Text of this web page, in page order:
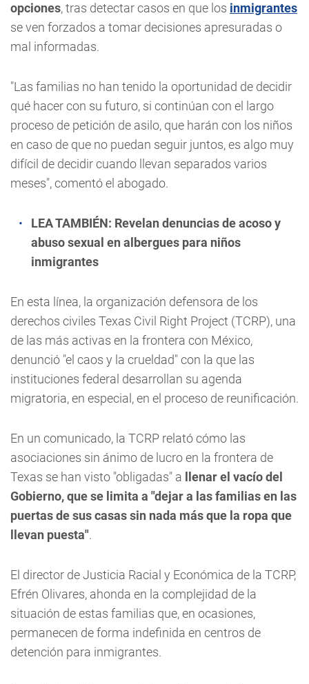
opciones, tras detectar casos en que los inmigrantes
se ven forzados a tomar decisiones apresuradas o
mal informadas.
"Las familias no han tenido la oportunidad de decidir
qué hacer con su futuro, si continúan con el largo
proceso de petición de asilo, que harán con los niños
en caso de que no puedan seguir juntos, es algo muy
difícil de decidir cuando llevan separados varios
meses", comentó el abogado.
LEA TAMBIÉN: Revelan denuncias de acoso y
abuso sexual en albergues para niños
inmigrantes
En esta línea, la organización defensora de los
derechos civiles Texas Civil Right Project (TCRP), una
de las más activas en la frontera con México,
denunció "el caos y la crueldad" con la que las
instituciones federal desarrollan su agenda
migratoria, en especial, en el proceso de reunificación.
En un comunicado, la TCRP relató cómo las
asociaciones sin ánimo de lucro en la frontera de
Texas se han visto "obligadas" a
llenar el vacío del
Gobierno, que se limita a "dejar a las familias en las
puertas de sus casas sin nada más que la ropa que
llevan puesta".
El director de Justicia Racial y Económica de la TCRP,
Efrén Olivares, ahonda en la complejidad de la
situación de estas familias que, en ocasiones,
permanecen de forma indefinida en centros de
detención para inmigrantes.